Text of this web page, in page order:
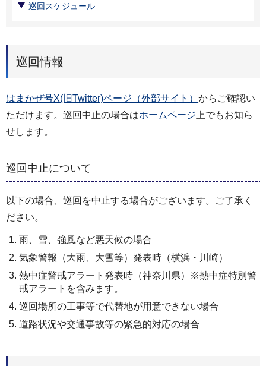
巡回スケジュール
巡回情報
はまかぜ号X(旧Twitter)ページ（外部サイト） からご確認い
ただけます。巡回中止の場合はホームページ 上でもお知ら
せします。
巡回中止について
以下の場合、巡回を中止する場合がございます。ご了承く
ださい。
雨、雪、強風など悪天候の場合
気象警報（大雨、大雪等）発表時（横浜・川崎）
熱中症警戒アラート発表時（神奈川県）※熱中症特別警
戒アラートを含みます。
巡回場所の工事等で代替地が用意できない場合
道路状況や交通事故等の緊急的対応の場合